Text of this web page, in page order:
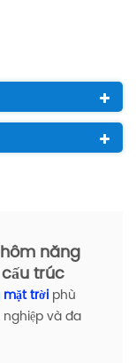
năng
trúc
trời phù
và đa